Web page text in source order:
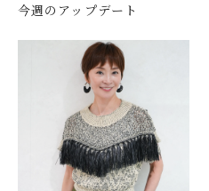
今週のアップデート